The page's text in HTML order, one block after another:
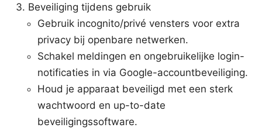
Beveiliging tijdens gebruik
Gebruik incognito/privé vensters voor extra
privacy bij openbare netwerken.
Schakel meldingen en ongebruikelijke login-
notificaties in via Google-accountbeveiliging.
Houd je apparaat beveiligd met een sterk
wachtwoord en up-to-date
beveiligingssoftware.